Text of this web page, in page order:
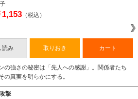
1,153 （税込）
読み 取りおき カート
の強さの秘密は「先人への感謝」。関係者たち
の真実を明らかにする。
撃